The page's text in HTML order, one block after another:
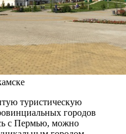
туристическую
городов
с Пермью, можно